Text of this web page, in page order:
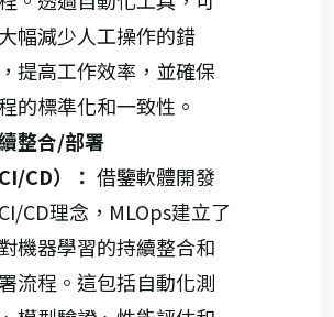
幅減少人工操作的錯
提高工作效率，並確保
的標準化和一致性。
整合/部署
CI/CD）： 借鑒軟體開發
CD理念，MLOps建立了
機器學習的持續整合和
流程。這包括自動化測